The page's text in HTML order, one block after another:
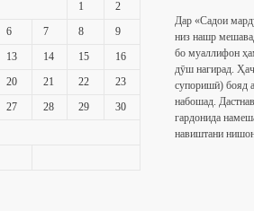
1
2
6 7 8
9
13 14 15
16
20 21 22
23
27 28 29
30
Дар «Садои
низ нашр
бо муаллифон
дӯш нагирад.
супоришӣ) бояд
набошад.
гардонида
навиштани